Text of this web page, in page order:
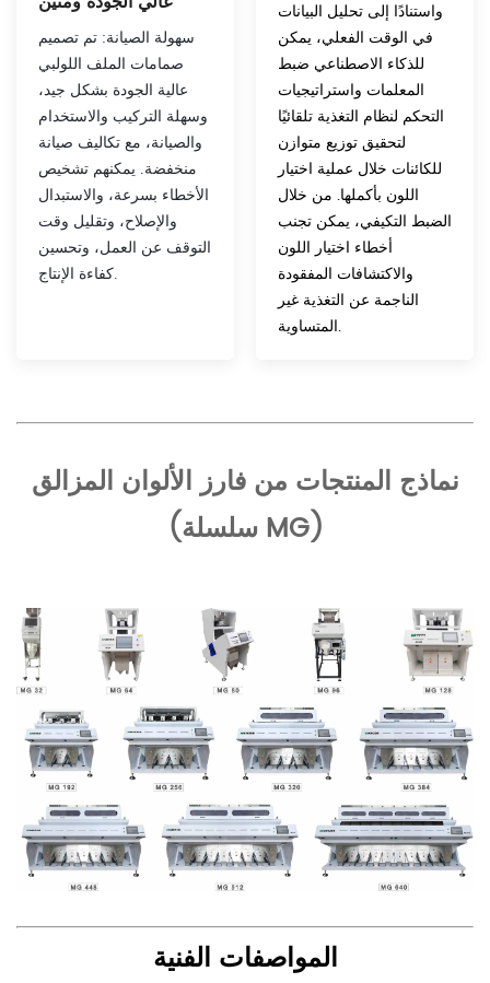
سهولة الصيانة: تم تصميم
صمامات الملف اللولبي
عالية الجودة بشكل جيد،
وسهلة التركيب والاستخدام
والصيانة، مع تكاليف صيانة
منخفضة. يمكنهم تشخيص
الأخطاء بسرعة، والاستبدال
والإصلاح، وتقليل وقت
التوقف عن العمل، وتحسين
واستنادًا إلى تحليل البيانات
في الوقت الفعلي، يمكن
للذكاء الاصطناعي ضبط
المعلمات واستراتيجيات
التحكم لنظام التغذية تلقائيًا
لتحقيق توزيع متوازن
للكائنات خلال عملية اختيار
اللون بأكملها. من خلال
الضبط التكيفي، يمكن تجنب
أخطاء اختيار اللون
والاكتشافات المفقودة
الناجمة عن التغذية غير
المتساوية.
نماذج المنتجات من فارز الألوان المزالق
(سلسلة MG)
المواصفات الفنية